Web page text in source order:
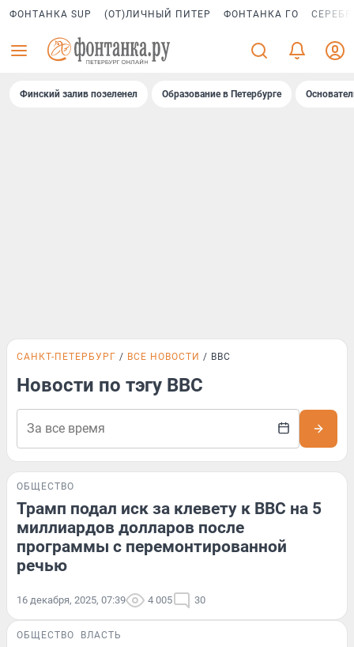
ФОНТАНКА SUP (ОТ)ЛИЧНЫЙ ПИТЕР ФОНТАНКА ГО
Финский залив позеленел Образование в Петербурге
САНКТ-ПЕТЕРБУРГ ВСЕ НОВОСТИ BBC
Новости по тэгу BBC
ОБЩЕСТВО
Трамп подал иск за клевету к BBC на 5
миллиардов долларов после
программы с перемонтированной
речью
16 декабря, 2025, 07:39 4 005 30
ОБЩЕСТВО ВЛАСТЬ